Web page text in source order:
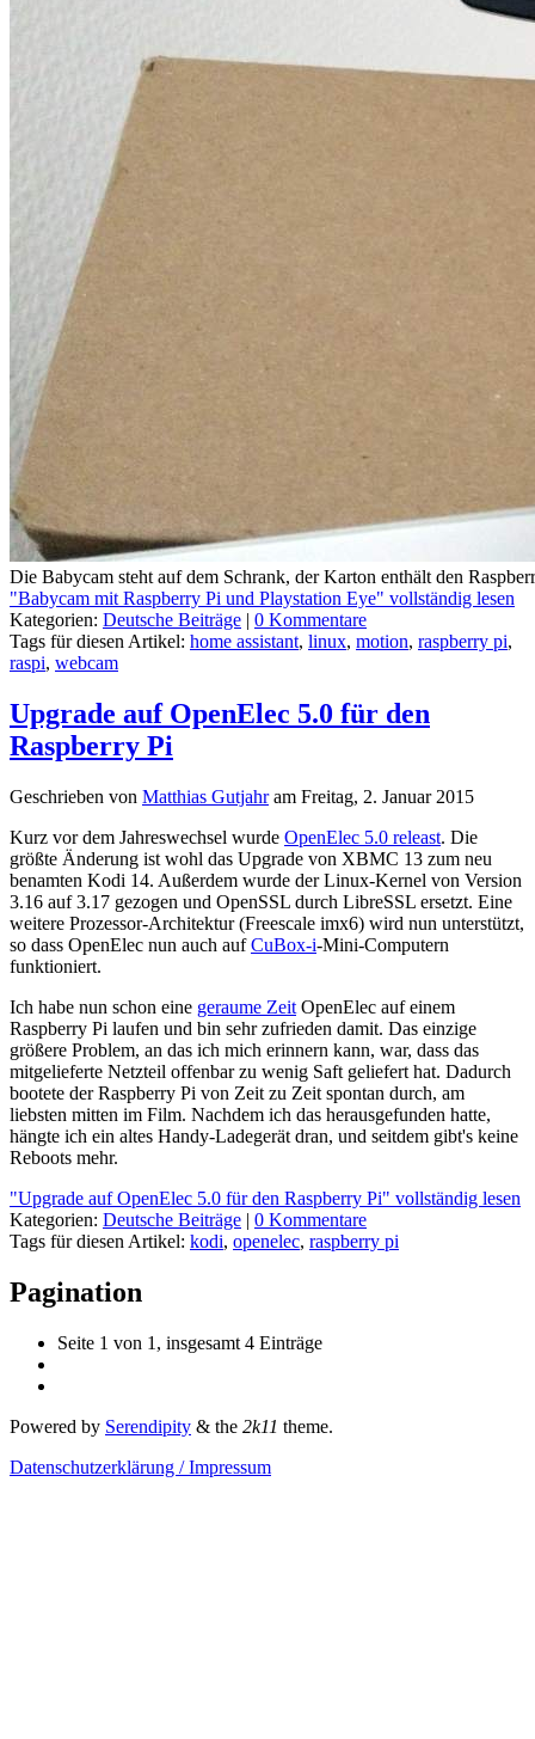
Die Babycam steht auf dem Schrank, der Karton enthält den
"Babycam mit Raspberry Pi und Playstation Eye" vollständig lesen
Kategorien: Deutsche Beiträge | 0 Kommentare
Tags für diesen Artikel: home assistant, linux, motion, raspberry pi,
raspi, webcam
Upgrade auf OpenElec 5.0 für den
Raspberry Pi
Geschrieben von Matthias Gutjahram Freitag, 2. Januar 2015
Kurz vor dem Jahreswechsel wurde OpenElec 5.0 releast. Die
größte Änderung ist wohl das Upgrade von XBMC 13 zum neu
benamten Kodi 14. Außerdem wurde der Linux-Kernel von Version
3.16 auf 3.17 gezogen und OpenSSL durch LibreSSL ersetzt. Eine
weitere Prozessor-Architektur (Freescale imx6) wird nun unterstützt,
so dass OpenElec nun auch aufCuBox-i-Mini-Computern
funktioniert.
Ich habe nun schon eine geraume Zeit OpenElec auf einem
Raspberry Pi laufen und bin sehr zufrieden damit. Das einzige
größere Problem, an das ich mich erinnern kann, war, dass das
mitgelieferte Netzteil offenbar zu wenig Saft geliefert hat. Dadurch
bootete der Raspberry Pi von Zeit zu Zeit spontan durch, am
liebsten mitten im Film. Nachdem ich das herausgefunden hatte,
hängte ich ein altes Handy-Ladegerät dran, und seitdem gibt's keine
Reboots mehr.
"Upgrade auf OpenElec 5.0 für den Raspberry Pi" vollständig lesen
Kategorien: Deutsche Beiträge | 0 Kommentare
Tags für diesen Artikel: kodi, openelec, raspberry pi
Pagination
Seite 1 von 1, insgesamt 4 Einträge
Powered by Serendipity & the 2k11 theme.
Datenschutzerklärung / Impressum